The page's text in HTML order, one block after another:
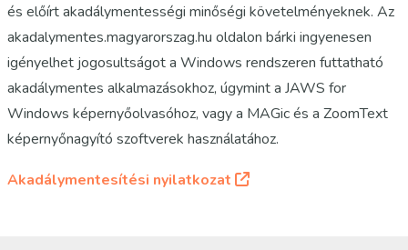
és előírt akadálymentességi minőségi követelményeknek. Az
akadalymentes.magyarorszag.hu oldalon bárki ingyenesen
igényelhet jogosultságot a Windows rendszeren futtatható
akadálymentes alkalmazásokhoz, úgymint a JAWS for
Windows képernyőolvasóhoz, vagy a MAGic és a ZoomText
képernyőnagyító szoftverek használatához.
Akadálymentesítési nyilatkozat